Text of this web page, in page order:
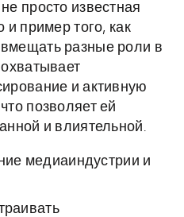
просто известная
и пример того, как
разные роли в
и активную
позволяет ей
и влиятельной.
медиаиндустрии и